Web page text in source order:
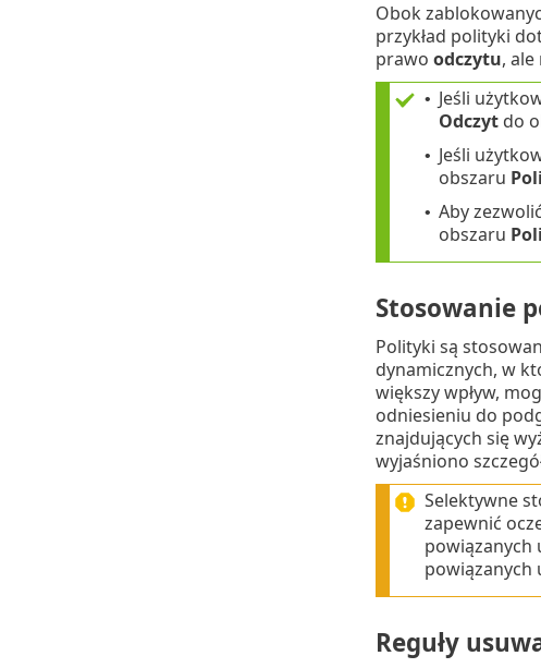
Obok
przykład polityki
prawo odczytu,
• Jeśli
Odczytdo
• Jeśli
obszaru
• Aby
obszaru
Stosowanie
Polityki są
dynamicznych, w
większy wpływ,
odniesieniu do
znajdujących się
wyjaśniono
Selektywne
zapewnić
powiązanych
powiązanych
Reguły